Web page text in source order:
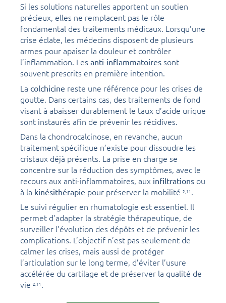
Si les solutions naturelles apportent un soutien
précieux, elles ne remplacent pas le rôle
fondamental des traitements médicaux. Lorsqu’une
crise éclate, les médecins disposent de plusieurs
armes pour apaiser la douleur et contrôler
l’inflammation. Les anti-inflammatoires sont
souvent prescrits en première intention.
La colchicine reste une référence pour les crises de
goutte. Dans certains cas, des traitements de fond
visant à abaisser durablement le taux d’acide urique
sont instaurés afin de prévenir les récidives.
Dans la chondrocalcinose, en revanche, aucun
traitement spécifique n’existe pour dissoudre les
cristaux déjà présents. La prise en charge se
concentre sur la réduction des symptômes, avec le
recours aux anti-inflammatoires, aux infiltrations ou
à la kinésithérapie pour préserver la mobilité 2, 11 .
Le suivi régulier en rhumatologie est essentiel. Il
permet d’adapter la stratégie thérapeutique, de
surveiller l’évolution des dépôts et de prévenir les
complications. L’objectif n’est pas seulement de
calmer les crises, mais aussi de protéger
l’articulation sur le long terme, d’éviter l’usure
accélérée du cartilage et de préserver la qualité de
vie 2, 11 .